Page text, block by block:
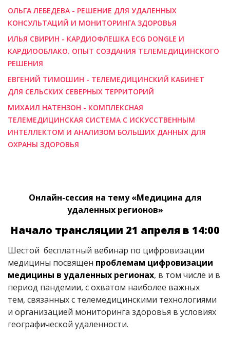
ОЛЬГА ЛЕБЕДЕВА - РЕШЕНИЕ ДЛЯ УДАЛЕННЫХ
КОНСУЛЬТАЦИЙ И МОНИТОРИНГА ЗДОРОВЬЯ
ИЛЬЯ СВИРИН - КАРДИОФЛЕШКА ECG DONGLE И
КАРДИООБЛАКО. ОПЫТ СОЗДАНИЯ ТЕЛЕМЕДИЦИНСКОГО
РЕШЕНИЯ
ЕВГЕНИЙ ТИМОШИН - ТЕЛЕМЕДИЦИНСКИЙ КАБИНЕТ
ДЛЯ СЕЛЬСКИХ СЕВЕРНЫХ ТЕРРИТОРИЙ
МИХАИЛ НАТЕНЗОН - КОМПЛЕКСНАЯ
ТЕЛЕМЕДИЦИНСКАЯ СИСТЕМА С ИСКУССТВЕННЫМ
ИНТЕЛЛЕКТОМ И АНАЛИЗОМ БОЛЬШИХ ДАННЫХ ДЛЯ
ОХРАНЫ ЗДОРОВЬЯ
Онлайн-сессия на тему «Медицина для
удаленных регионов»
Начало трансляции 21 апреля в 14:00
Шестой бесплатный вебинар по цифровизации
медицины посвящен проблемам цифровизации
медицины в удаленных регионах, в том числе и в
период пандемии, с охватом наиболее важных
тем, связанных с телемедицинскими технологиями
и организацией мониторинга здоровья в условиях
географической удаленности.